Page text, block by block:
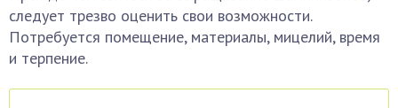
следует трезво оценить свои возможности.
Потребуется помещение, материалы, мицелий, время
и терпение.